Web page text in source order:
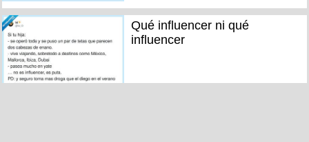
Qué influencer ni qué
influencer